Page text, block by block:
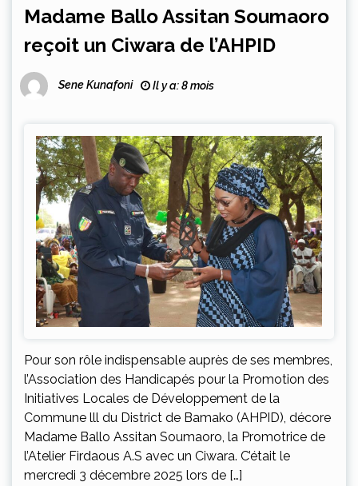
Madame Ballo Assitan Soumaoro
reçoit un Ciwara de l’AHPID
Sene Kunafoni Il y a: 8 mois
Pour son rôle indispensable auprès de ses membres,
l’Association des Handicapés pour la Promotion des
Initiatives Locales de Développement de la
Commune lll du District de Bamako (AHPID), décore
Madame Ballo Assitan Soumaoro, la Promotrice de
l’Atelier Firdaous A.S avec un Ciwara. C’était le
mercredi 3 décembre 2025 lors de […]